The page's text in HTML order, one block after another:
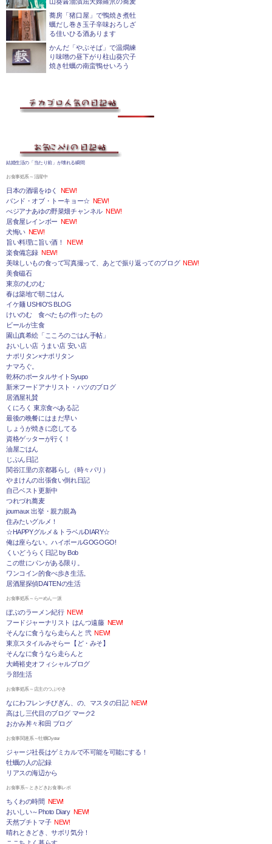
蕎房「猪口屋」で鴨焼き煮牡
蠣だし巻き玉子辛味おろしざ
る佳いひる酒あります
かんだ「やぶそば」で温燗練
り味噌の昼下がり柱山葵穴子
焼き牡蠣の南蛮鴨せいろう
結婚生活の「当たり前」が壊れる瞬間
お食事処系～活躍中
日本の酒場をゆく
NEW!
バンド・オブ・トーキョー☆ NEW!
べジアナあゆの野菜畑チャンネル NEW!
居食屋レインボー NEW!
犬悔い NEW!
旨い料理に旨い酒！
NEW!
楽食備忘録 NEW!
美味しいもの食って写真撮って、あとで振り返ってのブログ NEW!
美食磁石
東京のむのむ
春は築地で朝ごはん
イケ麺 USHIO'S BLOG
けいのむ 食べたもの作ったもの
ビールが主食
園山真希絵「こころのごはん手帖」
おいしい店 うまい店 安い店
ナポリタン×ナポリタン
ナマろぐ。
乾杯のポータルサイトSyupo
新米フードアナリスト・ハツのブログ
居酒屋礼賛
くにろく 東京食べある記
最後の晩餐にはまだ早い
しょうが焼きに恋してる
資格ゲッターが行く！
油屋ごはん
じぶん日記
関谷江里の京都暮らし（時々パリ）
やまけんの出張食い倒れ日記
自己ベスト更新中
つれづれ蕎麦
journaux 出挙・親力親為
住みたいグルメ！
☆HAPPYグルメ＆トラベルDIARY☆
俺は座らない。ハイボールGOGOGO!
くいどうらく日記 by Bob
この世にパンがある限り。
ワンコイン的食べ歩き生活。
居酒屋探偵DAITENの生活
お食事処系～らーめん一派
ぼぶのラーメン紀行 NEW!
フードジャーナリスト はんつ遠藤 NEW!
そんなに食うなら走らんと 弐 NEW!
東京スタイルみそらー【ど・みそ】
そんなに食うなら走らんと
大崎裕史オフィシャルブログ
ラ部生活
お食事処系～店主のつぶやき
なにわフレンチびぎん、の、マスタの日記 NEW!
高はし三代目のブログ マーク2
おかみ丼々和田 ブログ
お食事関連系～牡蠣Oyster
ジャージ社長はゲミカルで不可能を可能にする！
牡蠣の人の記録
リアスの海辺から
お食事系～ときどきお食事レポ
ちくわの時間 NEW!
おいしい～Photo Diary NEW!
天然プチトマ子 NEW!
晴れときどき、サボリ気分！